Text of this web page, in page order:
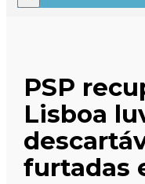
PSP
Lisboa
furtadas